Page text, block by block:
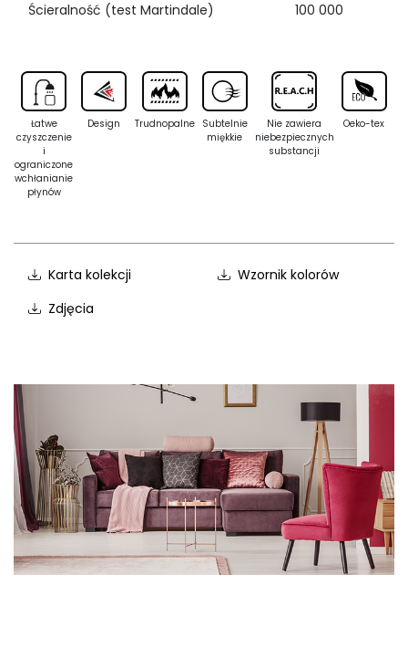
Ścieralność (test Martindale)
100 000
Łatwe
czyszczenie
i
ograniczone
wchłanianie
płynów
Design Trudnopalne
Subtelnie
miękkie
Nie zawiera
niebezpiecznych
substancji
Oeko-tex
Karta kolekcji
Wzornik kolorów
Zdjęcia